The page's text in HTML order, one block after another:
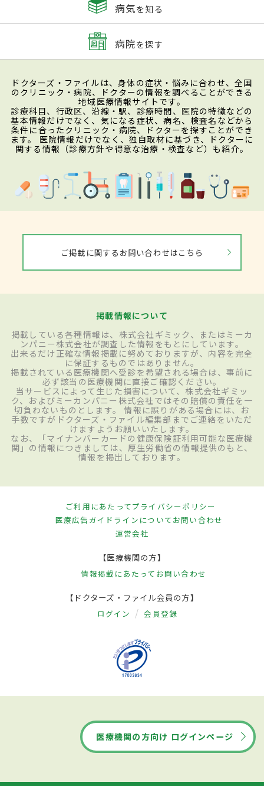
病気を知る
病院を探す
ドクターズ・ファイルは、身体の症状・悩みに合わせ、全国
のクリニック・病院、ドクターの情報を調べることができる
地域医療情報サイトです。
診療科目、行政区、沿線・駅、診療時間、医院の特徴などの
基本情報だけでなく、気になる症状、病名、検査名などから
条件に合ったクリニック・病院、ドクターを探すことができ
ます。 医院情報だけでなく、独自取材に基づき、ドクターに
関する情報（診療方針や得意な治療・検査など）も紹介。
ご掲載に関するお問い合わせはこちら
掲載情報について
掲載している各種情報は、株式会社ギミック、またはミーカ
ンパニー株式会社が調査した情報をもとにしています。
出来るだけ正確な情報掲載に努めておりますが、内容を完全
に保証するものではありません。
掲載されている医療機関へ受診を希望される場合は、事前に
必ず該当の医療機関に直接ご確認ください。
当サービスによって生じた損害について、株式会社ギミッ
ク、およびミーカンパニー株式会社ではその賠償の責任を一
切負わないものとします。 情報に誤りがある場合には、お
手数ですがドクターズ・ファイル編集部までご連絡をいただ
けますようお願いいたします。
なお、「マイナンバーカードの健康保険証利用可能な医療機
関」の情報につきましては、厚生労働省の情報提供のもと、
情報を掲出しております。
ご利用にあたってプライバシーポリシー
医療広告ガイドラインについてお問い合わせ
運営会社
【医療機関の方】
情報掲載にあたって お問い合わせ
【ドクターズ・ファイル会員の方】
ログイン 会員登録
医療機関の方向け ログインページ